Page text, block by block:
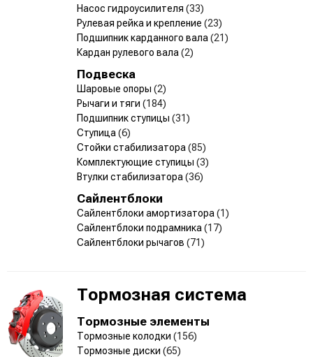
Насос гидроусилителя (33)
Рулевая рейка и крепление (23)
Подшипник карданного вала (21)
Кардан рулевого вала (2)
Подвеска
Шаровые опоры (2)
Рычаги и тяги (184)
Подшипник ступицы (31)
Ступица (6)
Стойки стабилизатора (85)
Комплектующие ступицы (3)
Втулки стабилизатора (36)
Сайлентблоки
Сайлентблоки амортизатора (1)
Сайлентблоки подрамника (17)
Сайлентблоки рычагов (71)
Тормозная система
Тормозные элементы
Тормозные колодки (156)
Тормозные диски (65)